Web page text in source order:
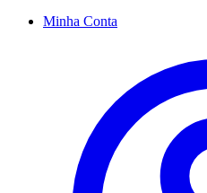
Minha Conta